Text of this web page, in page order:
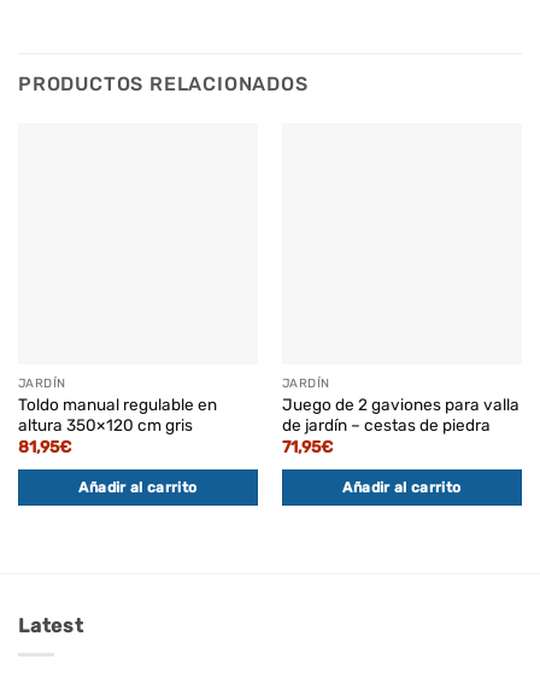
PRODUCTOS RELACIONADOS
JARDÍN
Toldo manual regulable en
altura 350×120 cm gris
81,95€
Añadir al carrito
JARDÍN
Juego de 2 gaviones para valla
de jardín – cestas de piedra
71,95€
Añadir al carrito
Latest